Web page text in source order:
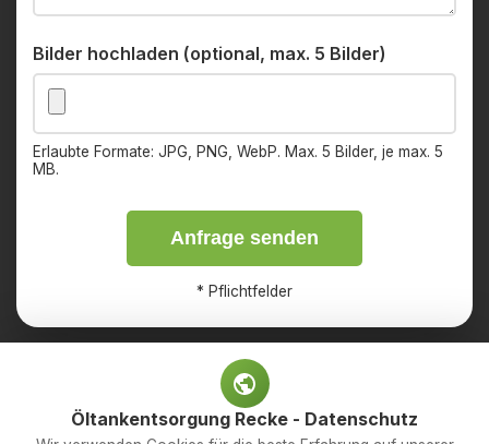
Bilder hochladen (optional, max. 5 Bilder)
Erlaubte Formate: JPG, PNG, WebP. Max. 5 Bilder, je max. 5
MB.
Anfrage senden
* Pflichtfelder
ImpressumDatenschutz
Öltankentsorgung Recke - Datenschutz